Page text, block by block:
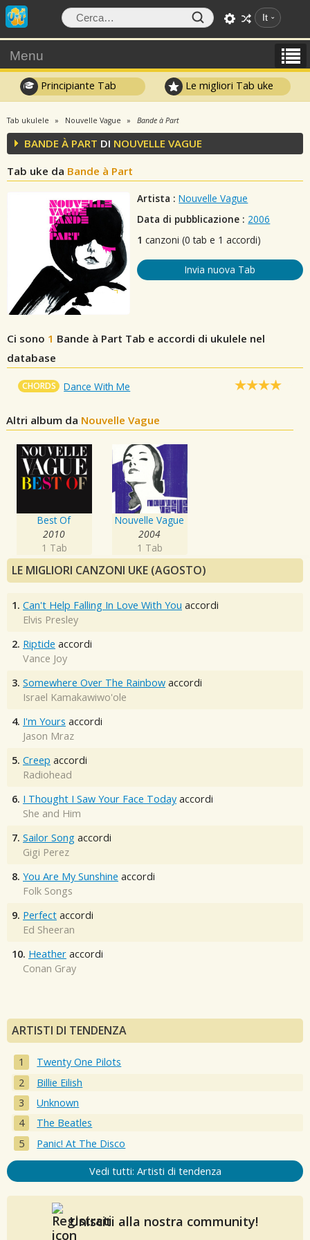
It
Menu
Principiante Tab Le migliori Tab uke
Tab ukulele Nouvelle Vague Bande à Part
BANDE À PART DI NOUVELLE VAGUE
Tab uke da Bande à Part
Artista : Nouvelle Vague
Data di pubblicazione : 2006
1 canzoni (0 tab e 1 accordi)
Invia nuova Tab
Ci sono 1 Bande à Part Tab e accordi di ukulele nel
database
CHORDS Dance With Me
Altri album da Nouvelle Vague
Best Of
2010
1 Tab
Nouvelle Vague
2004
1 Tab
LE MIGLIORI CANZONI UKE (AGOSTO)
1. Can't Help Falling In Love With You accordi
Elvis Presley
2. Riptide accordi
Vance Joy
3. Somewhere Over The Rainbow accordi
Israel Kamakawiwo'ole
4. I'm Yours accordi
Jason Mraz
5. Creep accordi
Radiohead
6. I Thought I Saw Your Face Today accordi
She and Him
7. Sailor Song accordi
Gigi Perez
8. You Are My Sunshine accordi
Folk Songs
9. Perfect accordi
Ed Sheeran
10. Heather accordi
Conan Gray
ARTISTI DI TENDENZA
Twenty One Pilots
Billie Eilish
Unknown
The Beatles
Panic! At The Disco
Vedi tutti: Artisti di tendenza
Unisciti alla nostra community!